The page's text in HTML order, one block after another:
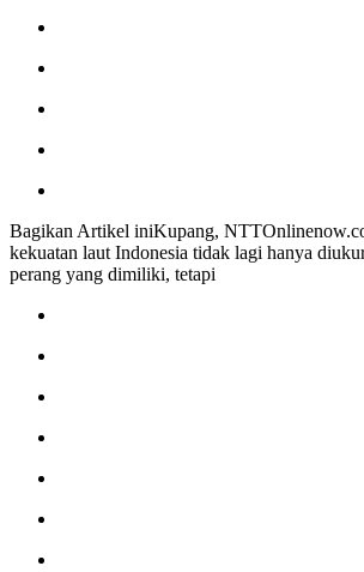
Bagikan Artikel iniKupang,
kekuatan laut Indonesia tidak lagi hanya
perang yang dimiliki, tetapi